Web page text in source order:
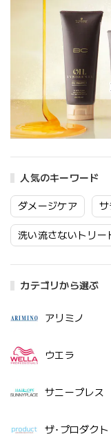
人気のキーワード
ダメージケア サ
洗い流さないトリー
カテゴリから選ぶ
アリミノ
ウエラ
サニープレス
ザ･プロダクト